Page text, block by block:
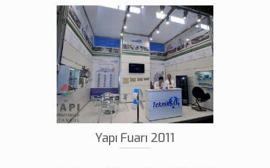
Yapı Fuarı 2011